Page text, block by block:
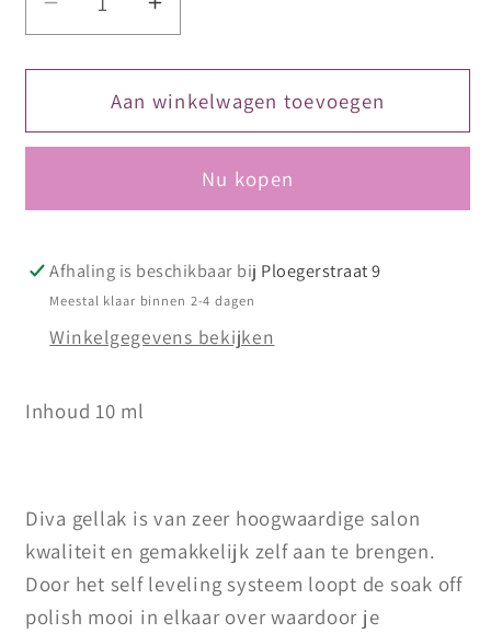
Aantal
verlagen
voor
Gellak
10
Aantal
verhogen
voor
DIVA
Gellak
Tune
10
Aan winkelwagen toevoegen
Nu kopen
Afhaling is beschikbaar bij Ploegerstraat 9
Meestal klaar binnen 2-4 dagen
Winkelgegevens bekijken
Inhoud 10 ml
Diva gellak is van zeer hoogwaardige salon
kwaliteit en gemakkelijk zelf aan te brengen.
Door het self leveling systeem loopt de soak off
polish mooi in elkaar over waardoor je